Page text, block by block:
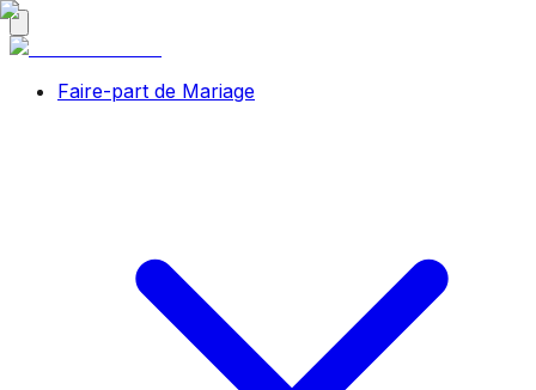
Faire-part de Mariage